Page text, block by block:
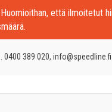
että ilmoitetut
0400 389 020, info@speedline.fi